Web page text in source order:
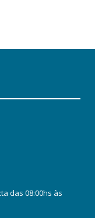
das 08:00hs às